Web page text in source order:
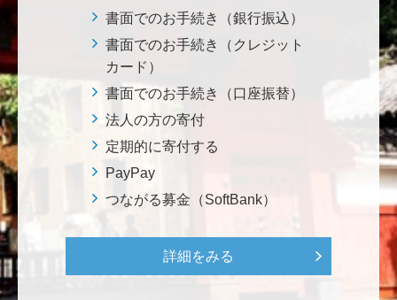
株式会社Ｌｅｇａｌｓｃａｐｅ
当社は、IS・CSで学んだ知見を法領域に応用するとこ
ろから始まりました。この社会でますますコンピュー
タ科学の力が発揮されるよう祈念して、支援いたしま
す。 <コンピュータサイエンス教育支援基金>
世界に貢献を！
書面でのお手続き（銀行振込）
書面でのお手続き（クレジット
カード）
書面でのお手続き（口座振替）
法人の方の寄付
定期的に寄付する
PayPay
つながる募金（SoftBank）
詳細をみる